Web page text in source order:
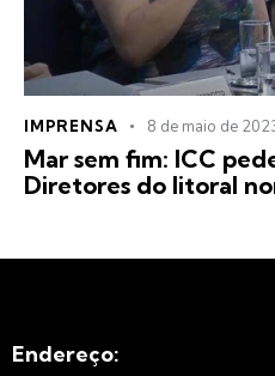
IMPRENSA 8 de maio de
Mar sem fim: ICC
Diretores do litoral
Endereço: